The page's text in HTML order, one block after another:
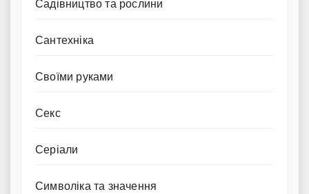
Садівництво та рослини
Сантехніка
Своїми руками
Секс
Серіали
Символіка та значення